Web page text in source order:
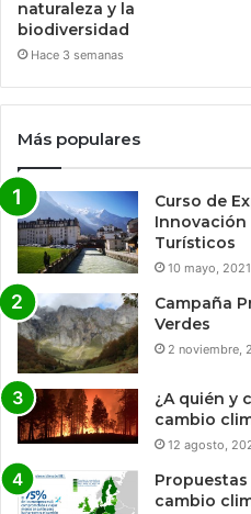
naturaleza y la
biodiversidad
Hace 3 semanas
Más populares
Curso de
Innovación
Turísticos
10 mayo, 2021
Campaña
Verdes
2 noviembre,
¿A quién y
cambio
12 agosto,
cambio